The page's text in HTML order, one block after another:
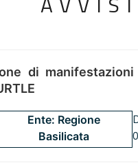
di
Ente: Regione
Basilicata